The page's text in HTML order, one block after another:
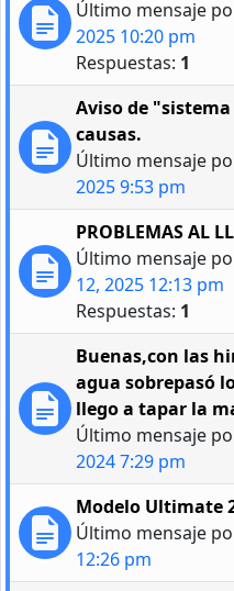
Último mensaje
2025 10:20 pm
Respuestas: 1
Aviso de
causas.
Último mensaje
2025 9:53 pm
PROBLEMAS AL
Último mensaje
12, 2025 12:13 pm
Respuestas: 1
Buenas,con las
agua sobrepasó
llego a tapar la
Último mensaje
2024 7:29 pm
Modelo Ultimate
Último mensaje
12:26 pm